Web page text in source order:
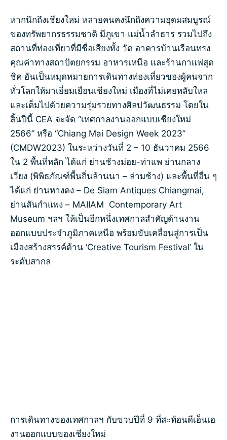
หากนึกถึงเชียงใหม่ หลายคนคงนึกถึงความอุดมสมบูรณ์
ของทรัพยากรธรรมชาติ มีภูเขา แม่น้ำลำธาร รวมไปถึง
สถานที่ท่องเที่ยวที่มีชื่อเสียงทั้ง วัด อาคารบ้านเรือนทรง
คุณค่าทางสถาปัตยกรรม อาหารเหนือ และร้านกาแฟสุด
ชิค อันเป็นหมุดหมายการเดินทางท่องเที่ยวของผู้คนจาก
ทั่วโลกให้มาเยี่ยมเยือนเชียงใหม่ เมืองที่ไม่เคยหลับใหล
และเต็มไปด้วยความรุ่มรวยทางศิลปวัฒนธรรม โดยใน
สิ้นปีนี้ CEA จะจัด “เทศกาลงานออกแบบเชียงใหม่
2566” หรือ “Chiang Mai Design Week 2023”
(CMDW2023) ในระหว่างวันที่ 2 – 10 ธันวาคม 2566
ใน 2 พื้นที่หลัก ได้แก่ ย่านช้างม่อย-ท่าแพ ย่านกลาง
เวียง (พิพิธภัณฑ์พื้นถิ่นล้านนา – ล่ามช้าง) และพื้นที่อื่น ๆ
ได้แก่ ย่านหางดง – De Siam Antiques Chiangmai,
ย่านสันกำแพง – MAIIAM Contemporary Art
Museum ฯลฯ ให้เป็นอีกหนึ่งเทศกาลสำคัญด้านงาน
ออกแบบประจำภูมิภาคเหนือ พร้อมขับเคลื่อนสู่การเป็น
เมืองสร้างสรรค์ด้าน ‘Creative Tourism Festival’ ใน
ระดับสากล
การเดินทางของเทศกาลฯ กับขวบปีที่ 9 ที่สะท้อนดีเอ็นเอ
งานออกแบบของเชียงใหม่